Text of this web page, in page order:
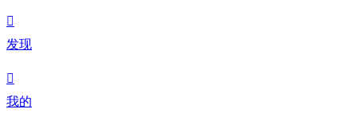

发现

我的